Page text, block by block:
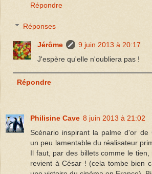
Répondre
Réponses
Jérôme
9 juin 2013 à 20:17
J'espère qu'elle n'oubliera pas !
Répondre
Philisine Cave 8 juin 2013 à 21:02
Scénario inspirant la palme d'or de
un peu lamentable du réalisateur
Il faut, par des billets comme le
revient à César ! (cela tombe bien